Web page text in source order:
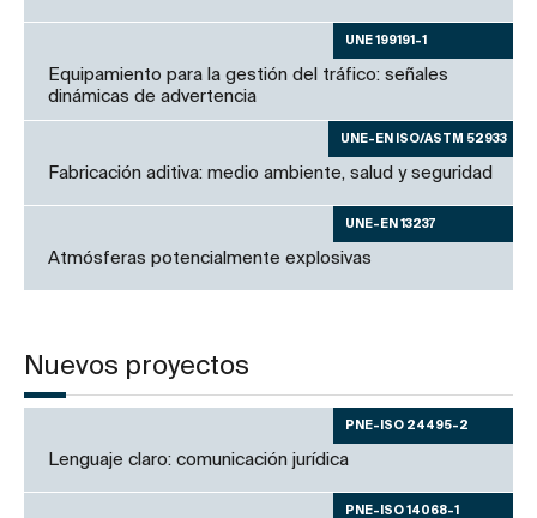
UNE 199191-1
Equipamiento para la gestión del tráfico: señales
dinámicas de advertencia
UNE-EN ISO/ASTM 52933
Fabricación aditiva: medio ambiente, salud y seguridad
UNE-EN 13237
Atmósferas potencialmente explosivas
Nuevos proyectos
PNE-ISO 24495-2
Lenguaje claro: comunicación jurídica
PNE-ISO 14068-1